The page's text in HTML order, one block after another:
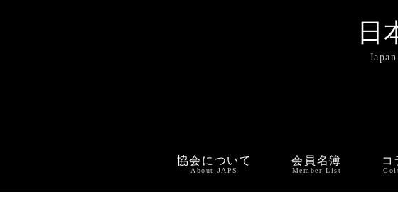
日
協会について
About JAPS
会員名簿
Member List
コ